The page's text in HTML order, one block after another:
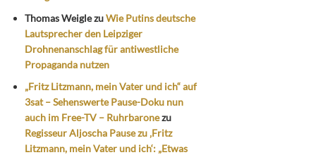
Thomas WeiglezuWie Putins deutsche
Lautsprecher den Leipziger
Drohnenanschlag für antiwestliche
Propaganda nutzen
„Fritz Litzmann, mein Vater und ich“ auf
3sat – Sehenswerte Pause-Doku nun
auch im Free-TV – Ruhrbaronezu
Regisseur Aljoscha Pause zu ‚Fritz
Litzmann, mein Vater und ich‘: „Etwas